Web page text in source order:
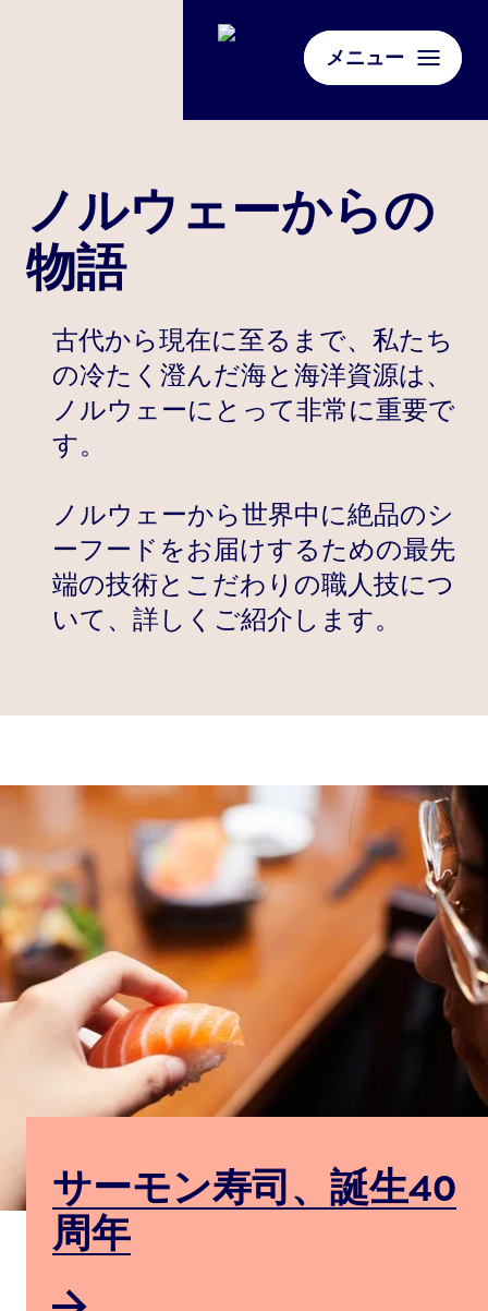
メニュー
ノルウェーからの
物語
古代から現在に至るまで、私たち
の冷たく澄んだ海と海洋資源は、
ノルウェーにとって非常に重要で
す。
ノルウェーから世界中に絶品のシ
ーフードをお届けするための最先
端の技術とこだわりの職人技につ
いて、詳しくご紹介します。
サーモン寿司、誕生40
周年